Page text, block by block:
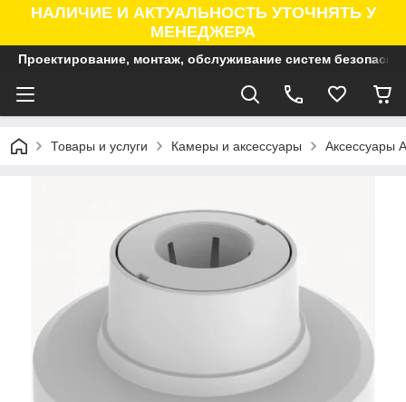
НАЛИЧИЕ И АКТУАЛЬНОСТЬ УТОЧНЯТЬ У
МЕНЕДЖЕРА
Проектирование, монтаж, обслуживание систем
Товары и услуги Камеры и аксессуары Аксессуары